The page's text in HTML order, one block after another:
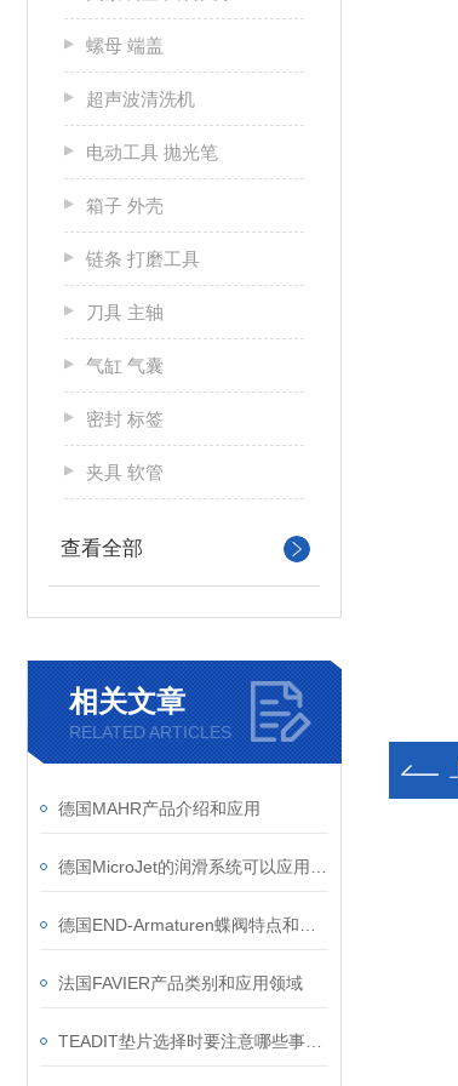
螺母 端盖
超声波清洗机
电动工具 抛光笔
箱子 外壳
链条 打磨工具
刀具 主轴
气缸 气囊
密封 标签
夹具 软管
查看全部
相关文章
RELATED ARTICLES
德国MAHR产品介绍和应用
法国FAVIER产品类别和应用领域